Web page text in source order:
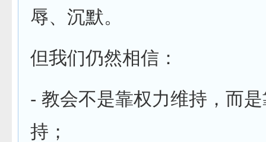
辱、沉默。
但我们仍然相信：
- 教会不是靠权力维持，而
持；